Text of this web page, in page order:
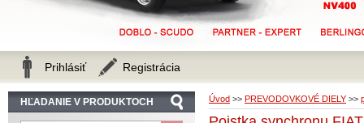
Úvod >> PREVODOVKOVÉ DIELY >>
HĽADANIE V PRODUKTOCH
Prihlásiť Registrácia